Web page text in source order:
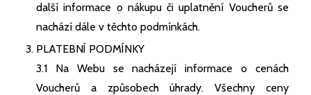
další informace o nákupu či uplatnění Voucherů se
nachází dále v těchto podmínkách.
PLATEBNÍ PODMÍNKY
3.1 Na Webu se nacházejí informace o cenách
Voucherů a způsobech úhrady. Všechny ceny